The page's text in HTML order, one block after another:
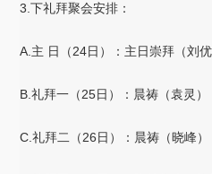
3.下礼拜聚会安排：
A.主 日（24日）：主日崇拜（刘
B.礼拜一（25日）：晨祷（袁灵）
C.礼拜二（26日）：晨祷（晓峰）